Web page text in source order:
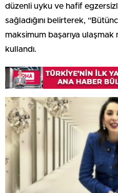
düzenli uyku ve hafif
sağladığını belirterek,
maksimum başarıya
kullandı.